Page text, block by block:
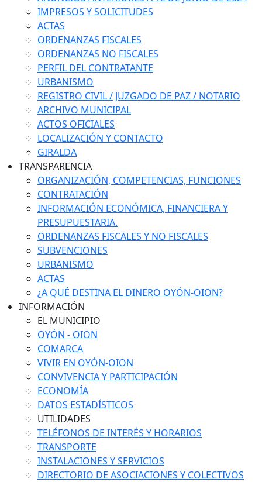
IMPRESOS Y SOLICITUDES
ACTAS
ORDENANZAS FISCALES
ORDENANZAS NO FISCALES
PERFIL DEL CONTRATANTE
URBANISMO
REGISTRO CIVIL / JUZGADO DE PAZ / NOTARIO
ARCHIVO MUNICIPAL
ACTOS OFICIALES
LOCALIZACIÓN Y CONTACTO
GIRALDA
TRANSPARENCIA
ORGANIZACIÓN, COMPETENCIAS, FUNCIONES
CONTRATACIÓN
INFORMACIÓN ECONÓMICA, FINANCIERA Y
PRESUPUESTARIA.
ORDENANZAS FISCALES Y NO FISCALES
SUBVENCIONES
URBANISMO
ACTAS
¿A QUÉ DESTINA EL DINERO OYÓN-OION?
INFORMACIÓN
EL MUNICIPIO
OYÓN - OION
COMARCA
VIVIR EN OYÓN-OION
CONVIVENCIA Y PARTICIPACIÓN
ECONOMÍA
DATOS ESTADÍSTICOS
UTILIDADES
TELÉFONOS DE INTERÉS Y HORARIOS
TRANSPORTE
INSTALACIONES Y SERVICIOS
DIRECTORIO DE ASOCIACIONES Y COLECTIVOS